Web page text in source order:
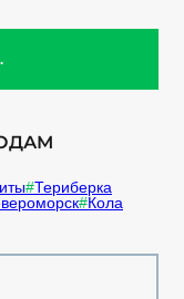
Териберка
Кола